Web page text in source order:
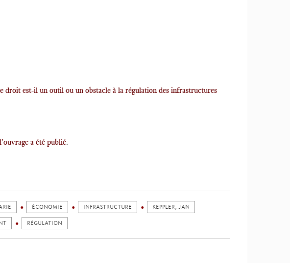
droit est-il un outil ou un obstacle à la régulation des infrastructures
a été publié.
ÉCONOMIE INFRASTRUCTURE KEPPLER, JAN
RÉGULATION